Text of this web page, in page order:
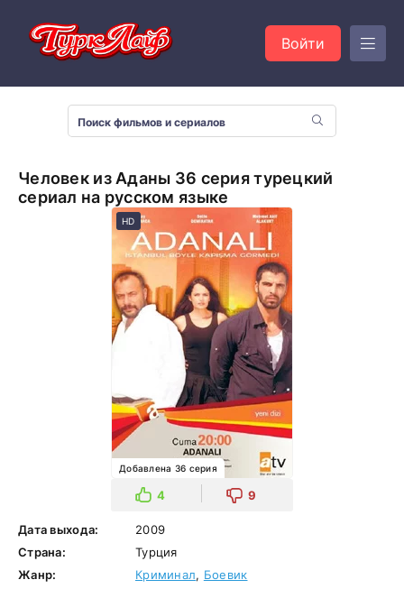
Войти
Человек из Аданы 36 серия турецкий
сериал на русском языке
HD
Добавлена 36 серия
4 9
Дата выхода:
2009
Страна:
Турция
Жанр:
Криминал, Боевик